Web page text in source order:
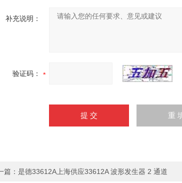
补充说明：
验证码：
篇： 是德33612A上海供应33612A 波形发生器 2 通道